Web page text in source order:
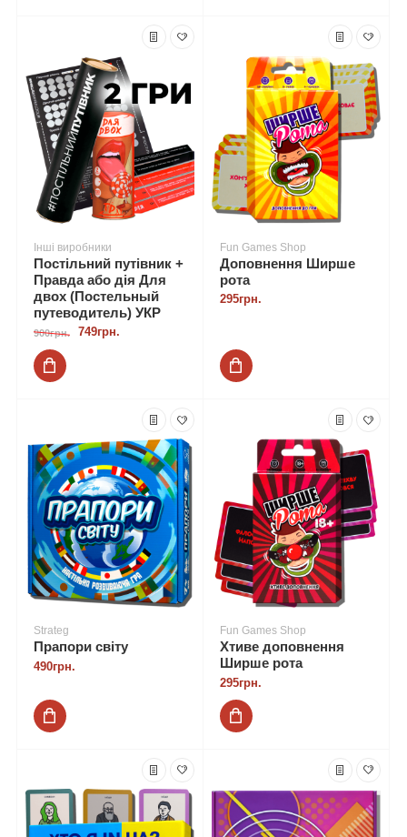
Інші виробники
Постільний путівник +
Правда або дія Для
двох (Постельный
путеводитель) УКР
900грн. 749грн.
Fun Games Shop
Доповнення Ширше
рота
295грн.
Strateg
Прапори світу
490грн.
Fun Games Shop
Хтиве доповнення
Ширше рота
295грн.